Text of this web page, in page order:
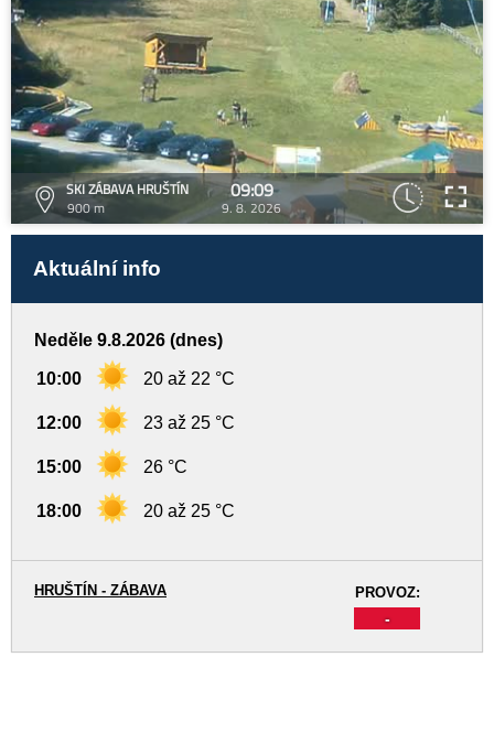
SKI ZÁBAVA HRUŠTÍN
900 m
09:09
9. 8. 2026
Aktuální info
Neděle 9.8.2026 (dnes)
10:00 20 až 22 °C
12:00 23 až 25 °C
15:00 26 °C
18:00 20 až 25 °C
PROVOZ:
-
HRUŠTÍN - ZÁBAVA